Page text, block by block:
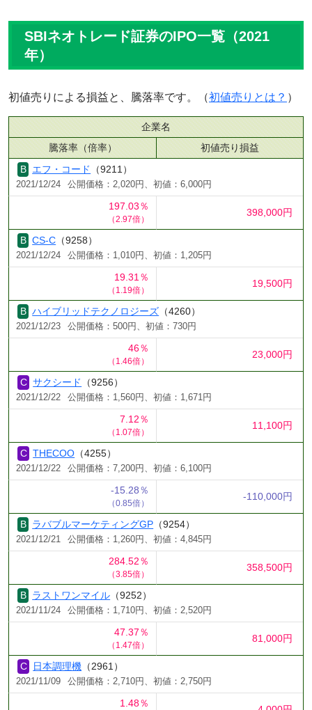
SBIネオトレード証券のIPO一覧（2021
年）
初値売りによる損益と、騰落率です。（初値売りとは？ ）
企業名
騰落率（倍率）
初値売り損益
エフ・コード
（9211）
2021/12/24 公開価格：2,020円、初値：6,000円
197.03％
（2.97倍）
398,000円
CS-C （9258）
2021/12/24 公開価格：1,010円、初値：1,205円
19.31％
（1.19倍）
19,500円
ハイブリッドテクノロジーズ （4260）
2021/12/23 公開価格：500円、初値：730円
46％
（1.46倍）
23,000円
サクシード （9256）
2021/12/22 公開価格：1,560円、初値：1,671円
7.12％
（1.07倍）
11,100円
THECOO （4255）
2021/12/22 公開価格：7,200円、初値：6,100円
-15.28％
（0.85倍）
-110,000円
ラバブルマーケティングGP （9254）
2021/12/21 公開価格：1,260円、初値：4,845円
284.52％
（3.85倍）
358,500円
ラストワンマイル （9252）
2021/11/24 公開価格：1,710円、初値：2,520円
47.37％
（1.47倍）
81,000円
日本調理機 （2961）
2021/11/09 公開価格：2,710円、初値：2,750円
1.48％